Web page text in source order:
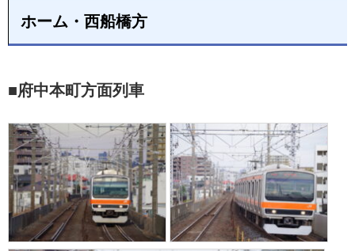
ホーム・西船橋方
■府中本町方面列車